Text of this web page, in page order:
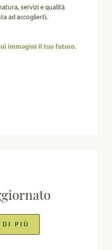
servizi e qualità
ad accoglierti.
immagini il tuo futuro.
DI PIÙ